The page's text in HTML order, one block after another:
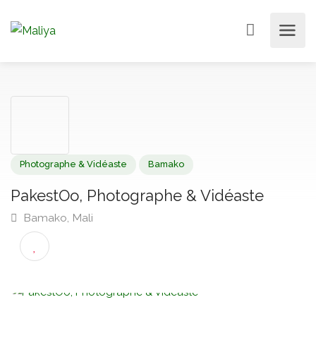
PakestOo, Photographe & Vidéaste
Bamako, Mali